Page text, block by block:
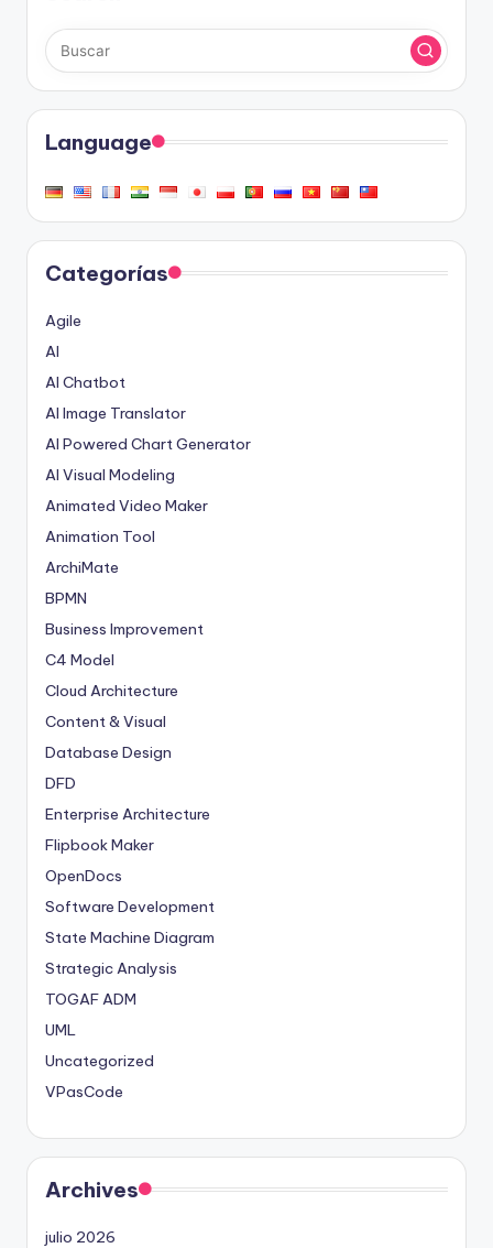
Language
Categorías
Agile
AI
AI Chatbot
AI Image Translator
AI Powered Chart Generator
AI Visual Modeling
Animated Video Maker
Animation Tool
ArchiMate
BPMN
Business Improvement
C4 Model
Cloud Architecture
Content & Visual
Database Design
DFD
Enterprise Architecture
Flipbook Maker
OpenDocs
Software Development
State Machine Diagram
Strategic Analysis
TOGAF ADM
UML
Uncategorized
VPasCode
Archives
julio 2026